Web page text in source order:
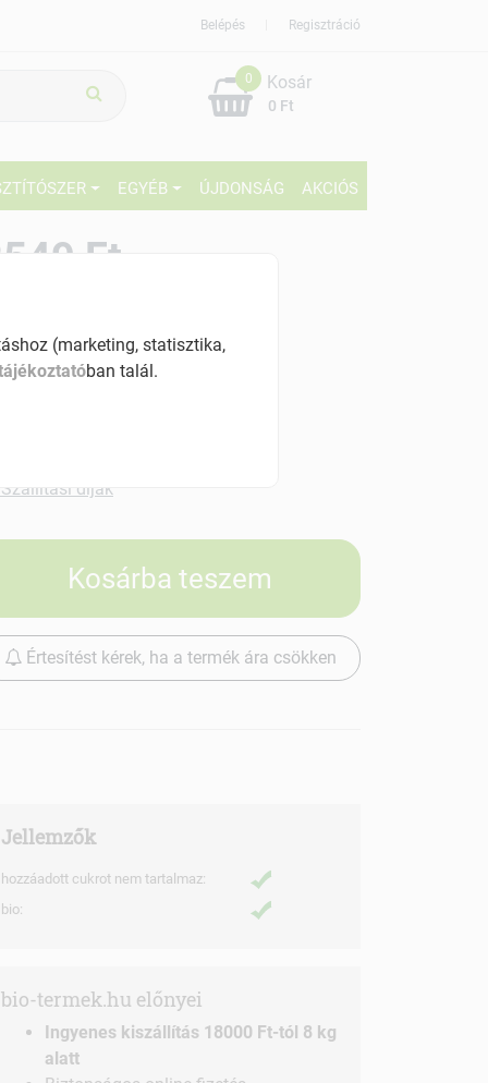
Regisztráció
Belépés
0
0 Ft
Kosár
EGYÉB ÚJDONSÁG AKCIÓS
Ft
Szállítási díjak
Kosárba teszem
Értesítést kérek, ha a termék ára csökken
Jellemzők
hozzáadott cukrot nem tartalmaz:
bio:
bio-termek.hu előnyei
Ingyenes kiszállítás 18000 Ft-tól 8 kg
alatt
(marketing, statisztika,
ban talál.